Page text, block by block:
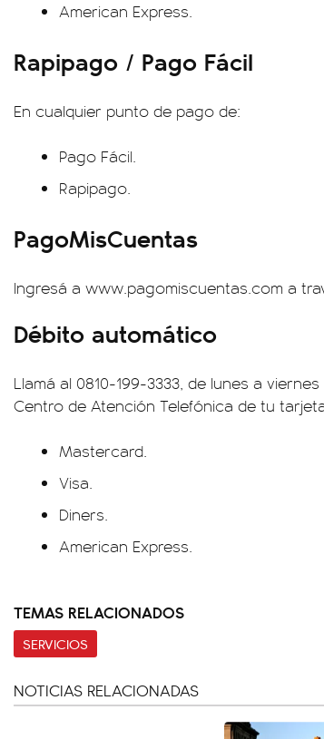
American Express.
Rapipago / Pago Fácil
En cualquier punto de pago de:
Pago Fácil.
Rapipago.
PagoMisCuentas
Ingresá a www.pagomiscuentas.com a
Débito automático
Llamá al 0810-199-3333, de lunes a
Centro de Atención Telefónica de tu
Mastercard.
Visa.
Diners.
American Express.
TEMAS RELACIONADOS
SERVICIOS
NOTICIAS RELACIONADAS